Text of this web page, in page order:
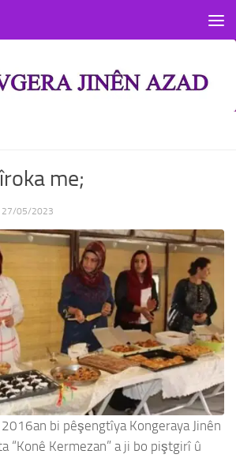
me;
27/05/2023
bi pêşengtîya Kongeraya Jinên
“Konê Kermezan” a ji bo piştgirî û